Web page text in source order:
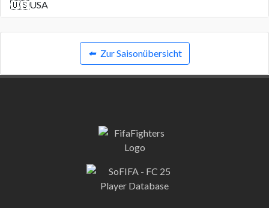
🇺🇸USA
⬅️ Zur Saisonübersicht